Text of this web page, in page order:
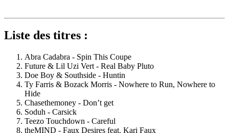
Liste des titres :
Abra Cadabra - Spin This Coupe
Future & Lil Uzi Vert - Real Baby Pluto
Doe Boy & Southside - Huntin
Ty Farris & Bozack Morris - Nowhere to Run, Nowhere to
Hide
Chasethemoney - Don’t get
Soduh - Carsick
Teezo Touchdown - Careful
theMIND - Faux Desires feat. Kari Faux